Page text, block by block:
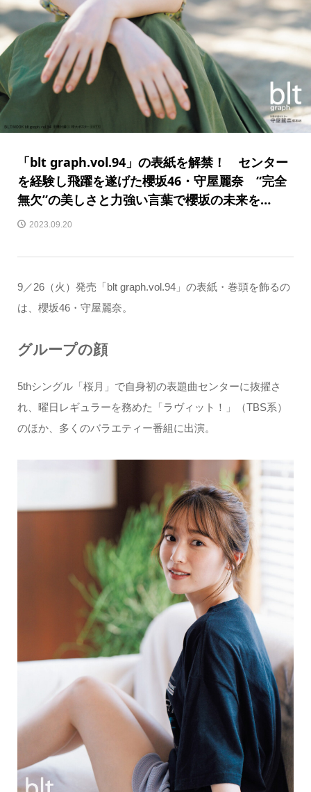
「blt graph.vol.94」の表紙を解禁！ センター
を経験し飛躍を遂げた櫻坂46・守屋麗奈 “完全
無欠”の美しさと力強い言葉で櫻坂の未来を…
2023.09.20
9／26（火）発売「blt graph.vol.94」の表紙・巻頭を飾るの
は、櫻坂46・守屋麗奈。
グループの顔
5thシングル「桜月」で自身初の表題曲センターに抜擢さ
れ、曜日レギュラーを務めた「ラヴィット！」（TBS系）
のほか、多くのバラエティー番組に出演。